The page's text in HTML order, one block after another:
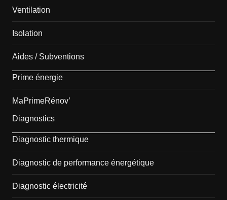
Ventilation
Isolation
Aides / Subventions
Prime énergie
MaPrimeRénov’
Diagnostics
Diagnostic thermique
Diagnostic de performance énergétique
Diagnostic électricité